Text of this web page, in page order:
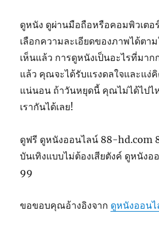
ดูหนัง ดูผ่านมือถือหรือคอมพิวเตอ
เลือกความละเอียดของภาพได้ตา
เห็นแล้ว การดูหนังเป็นอะไรที่มาก
แล้ว คุณจะได้รับแรงดลใจและแง่
แน่นอน ถ้าวันหยุดนี้ คุณไม่ได้ไปไ
เรากันได้เลย!
ดูฟรี ดูหนังออนไลน์ 88-hd.com
บันเทิงแบบไม่ต้องเสียตังค์ ดูหนัง
99
ขอขอบคุณอ้างอิงจาก ดูหนังออน